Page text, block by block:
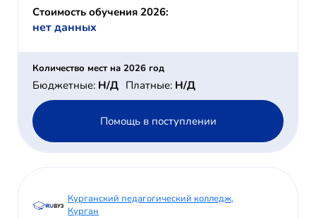
Стоимость обучения 2026:
нет данных
Количество мест на 2026 год
Бюджетные: Н/Д Платные: Н/Д
Помощь в поступлении
Курганский педагогический колледж,
Курган